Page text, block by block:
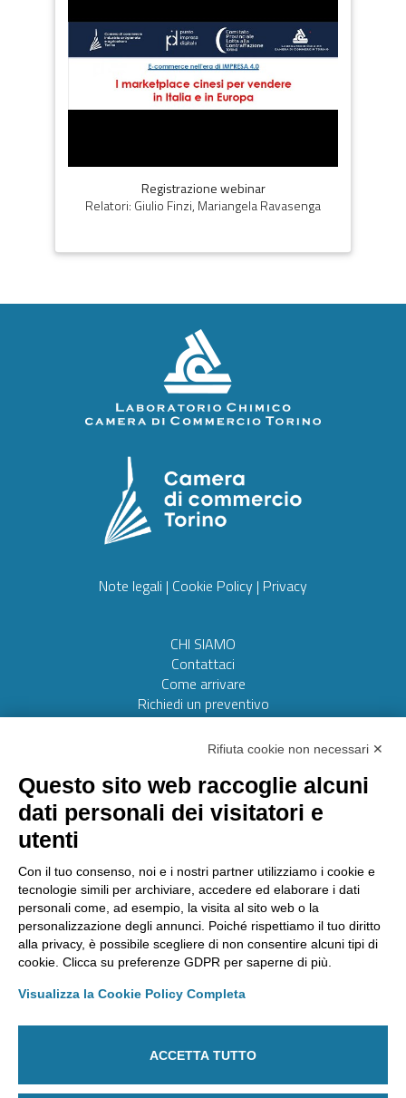
Registrazione webinar
Relatori: Giulio Finzi, Mariangela Ravasenga
Note legali | Cookie Policy | Privacy
CHI SIAMO
Contattaci
Come arrivare
Richiedi un preventivo
Web realizzato da:Otto srl
AMMINISTRAZIONE TRASPARENTE
Segnalazioni
Laboratorio Chimico Camera di commercio Torino
Via Ventimiglia, 165 - 10127 Torino
Tel011 6700111Fax011 6700100
E-mail labchim@lab-to.camcom.it
Rifiuta cookie non necessari ✕
Questo sito web raccoglie alcuni
dati personali dei visitatori e
utenti
Con il tuo consenso, noi e i nostri partner utilizziamo i cookie e
tecnologie simili per archiviare, accedere ed elaborare i dati
personali come, ad esempio, la visita al sito web o la
personalizzazione degli annunci. Poiché rispettiamo il tuo diritto
alla privacy, è possibile scegliere di non consentire alcuni tipi di
cookie. Clicca su preferenze GDPR per saperne di più.
Visualizza la Cookie Policy Completa
ACCETTA TUTTO